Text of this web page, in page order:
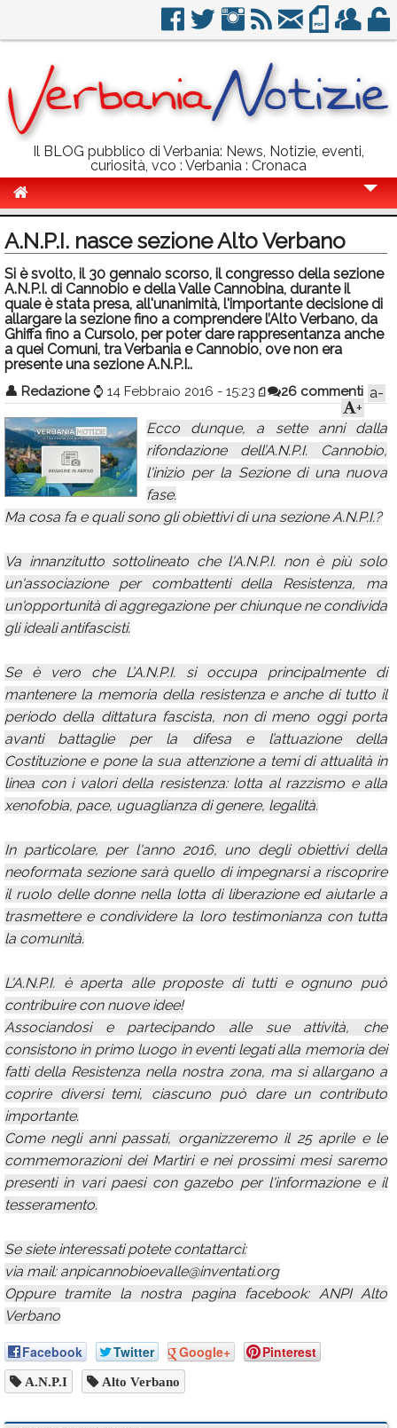
Il BLOG pubblico di Verbania: News, Notizie, eventi,
curiosità, vco : Verbania : Cronaca
Politica
Sport
Eventi
Info Utili
Rubriche
Calendario
Annunci
A.N.P.I. nasce sezione Alto Verbano
Si è svolto, il 30 gennaio scorso, il congresso della sezione
A.N.P.I. di Cannobio e della Valle Cannobina, durante il
quale è stata presa, all'unanimità, l'importante decisione di
allargare la sezione fino a comprendere l’Alto Verbano, da
Ghiffa fino a Cursolo, per poter dare rappresentanza anche
a quei Comuni, tra Verbania e Cannobio, ove non era
presente una sezione A.N.P.I..
👤 Redazione ⌚ 14 Febbraio 2016 - 15:23 26 commenti a-
+
Ecco dunque, a sette anni dalla
rifondazione dell’A.N.P.I. Cannobio,
l'inizio per la Sezione di una nuova
fase.
Ma cosa fa e quali sono gli obiettivi di una sezione A.N.P.I.?
Va innanzitutto sottolineato che l'A.N.P.I. non è più solo
un'associazione per combattenti della Resistenza, ma
un'opportunità di aggregazione per chiunque ne condivida
gli ideali antifascisti.
Se è vero che L’A.N.P.I. si occupa principalmente di
mantenere la memoria della resistenza e anche di tutto il
periodo della dittatura fascista, non di meno oggi porta
avanti battaglie per la difesa e l’attuazione della
Costituzione e pone la sua attenzione a temi di attualità in
linea con i valori della resistenza: lotta al razzismo e alla
xenofobia, pace, uguaglianza di genere, legalità.
In particolare, per l'anno 2016, uno degli obiettivi della
neoformata sezione sarà quello di impegnarsi a riscoprire
il ruolo delle donne nella lotta di liberazione ed aiutarle a
trasmettere e condividere la loro testimonianza con tutta
la comunità.
L'A.N.P.I. è aperta alle proposte di tutti e ognuno può
contribuire con nuove idee!
Associandosi e partecipando alle sue attività, che
consistono in primo luogo in eventi legati alla memoria dei
fatti della Resistenza nella nostra zona, ma si allargano a
coprire diversi temi, ciascuno può dare un contributo
importante.
Come negli anni passati, organizzeremo il 25 aprile e le
commemorazioni dei Martiri e nei prossimi mesi saremo
presenti in vari paesi con gazebo per l'informazione e il
tesseramento.
Se siete interessati potete contattarci:
via mail: anpicannobioevalle@inventati.org
Oppure tramite la nostra pagina facebook: ANPI Alto
Verbano
Facebook Twitter Google+ Pinterest
A.n.p.i Alto Verbano